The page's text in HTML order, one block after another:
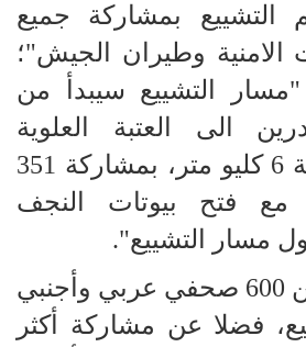
التشييع بمشاركة جميع
الامنية وطيران الجيش"؛
التشييع سيبدأ من
الى العتبة العلوية
المقدسة بمسافة 6 كليو متر، بمشاركة 351
فتح بيوتات النجف
مسار التشييع".
وتابع أن "اكثر من 600 صحفي عربي وأجنبي
فضلا عن مشاركة أكثر